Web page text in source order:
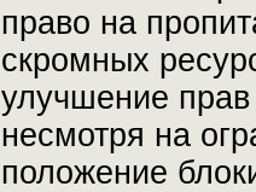
право на
скромных
улучшение
несмотря на
положение